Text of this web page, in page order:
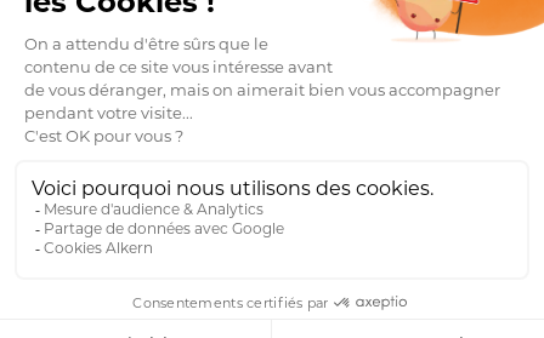
Performance environnementale et sociale
OUTILS & SERVICES
Club pro
Mentions légales Design – Tigre Blanc